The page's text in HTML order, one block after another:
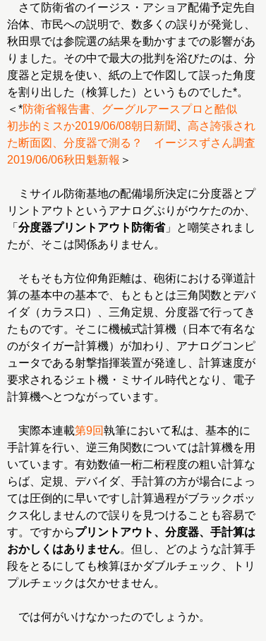
さて防衛省のイージス・アショア配備予定先自
治体、市民への説明で、数多くの誤りが発覚し、
秋田県では参院選の結果を動かすまでの影響があ
りました。その中で最大の批判を浴びたのは、分
度器と定規を使い、紙の上で作図して誤った角度
を割り出した（検算した）というものでした*。
＜*防衛省報告書、グーグルアースプロと酷似
初歩的ミスか2019/06/08朝日新聞
高さ誇張され
た断面図、分度器で測る？ イージスずさん調査
2019/06/06秋田魁新報 ＞
ミサイル防衛基地の配備場所決定に分度器とプ
リントアウトというアナログぶりがウケたのか、
「 分度器プリントアウト防衛省」と嘲笑されまし
たが、そこは関係ありません。
そもそも方位仰角距離は、砲術における弾道計
算の基本中の基本で、もともとは三角関数とデバ
イダ（カラス口）、三角定規、分度器で行ってき
たものです。そこに機械式計算機（日本で有名な
のがタイガー計算機）が加わり、アナログコンピ
ュータである射撃指揮装置が発達し、計算速度が
要求されるジェト機・ミサイル時代となり、電子
計算機へとつながっています。
実際本連載第9回執筆において私は、基本的に
手計算を行い、逆三角関数については計算機を用
いています。有効数値一桁二桁程度の粗い計算な
らば、定規、デバイダ、手計算の方が場合によっ
ては圧倒的に早いですし計算過程がブラックボッ
クス化しませんので誤りを見つけることも容易で
す。ですからプリントアウト、分度器、手計算は
おかしくはありません。但し、どのような計算手
段をとるにしても検算ほかダブルチェック、トリ
プルチェックは欠かせません。
では何がいけなかったのでしょうか。